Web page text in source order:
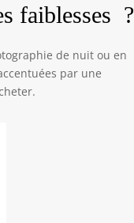
faiblesses ?
de nuit ou en
par une